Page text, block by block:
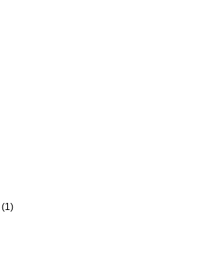
(1)